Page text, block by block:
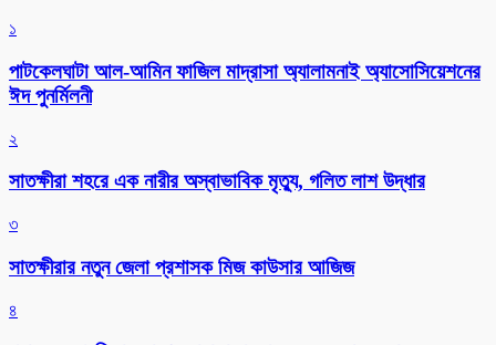
১
পাটকেলঘাটা আল-আমিন ফাজিল মাদ্রাসা অ্যালামনাই অ্যাসোসিয়েশনের
ঈদ পুনর্মিলনী
২
সাতক্ষীরা শহরে এক নারীর অস্বাভাবিক মৃত্যু, গলিত লাশ উদ্ধার
৩
সাতক্ষীরার নতুন জেলা প্রশাসক মিজ কাউসার আজিজ
৪